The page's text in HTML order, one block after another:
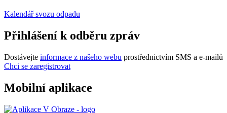
Kalendář svozu odpadu
Přihlášení k odběru zpráv
Dostávejte informace z našeho webu prostřednictvím SMS a e-mailů
Chci se zaregistrovat
Mobilní aplikace